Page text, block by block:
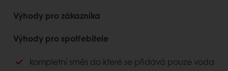
Výhody pro zákazníka
Výhody pro spotřebitele
kompletní směs do které se přidává pouze voda